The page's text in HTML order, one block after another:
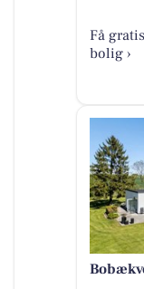
Få
bolig ›